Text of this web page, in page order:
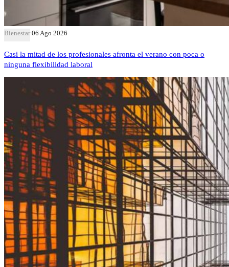
Bienestar 06 Ago 2026
Casi la mitad de los profesionales afronta el verano con poca o
ninguna flexibilidad laboral